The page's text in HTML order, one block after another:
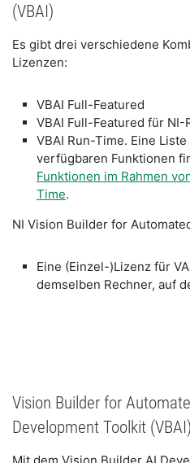
(VBAI)
Es gibt drei verschiedene
Lizenzen:
VBAI Full-Featured
VBAI Full-Featured für
VBAI Run-Time. Eine
verfügbaren Funktionen
Funktionen im Rahmen
Time.
NI Vision Builder for
Eine (Einzel-)Lizenz für
demselben Rechner, auf
Vision Builder for
Development Toolkit (VBAI)